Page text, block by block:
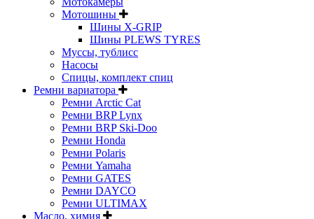
Мотошины
Шины X-GRIP
Шины PLEWS TYRES
Муссы, тублисс
Насосы
Спицы, комплект спиц
Ремни вариатора
Ремни Arctic Cat
Ремни BRP Lynx
Ремни BRP Ski-Doo
Ремни Honda
Ремни Polaris
Ремни Yamaha
Ремни GATES
Ремни DAYCO
Ремни ULTIMAX
Масло, химия